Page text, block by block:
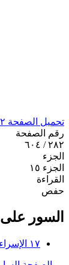
تحميل الصفحة ٢٨٢ PDF
رقم الصفحة
٢٨٢ / ٦٠٤
الجزء
الجزء ١٥
القراءة
حفص
السور
١٧ الإسراء